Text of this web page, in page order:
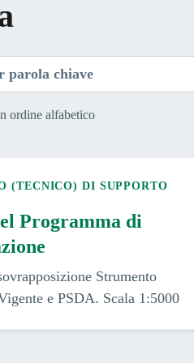
ordine alfabetico
(TECNICO) DI SUPPORTO
Programma di
Strumento
e PSDA. Scala 1:5000